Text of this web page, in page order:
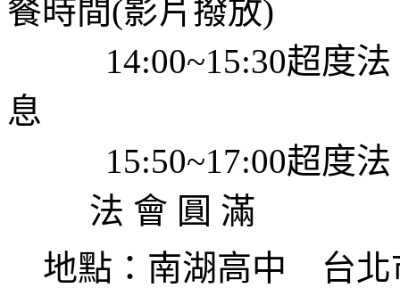
餐時間(影片撥放)
14:00~15:30超度法
息
15:50~17:00超度法
法 會 圓 滿
地點：南湖高中 台北